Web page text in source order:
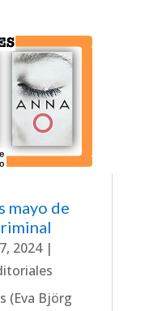
mayo de
2024|
Björg